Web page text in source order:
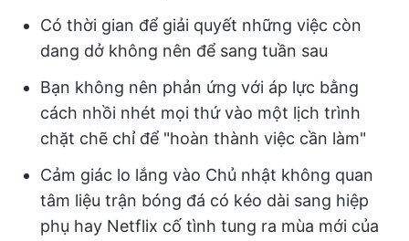
Có thời gian để giải quyết những việc còn
dang dở không nên để sang tuần sau
Bạn không nên phản ứng với áp lực bằng
cách nhồi nhét mọi thứ vào một lịch trình
chặt chẽ chỉ để "hoàn thành việc cần làm"
Cảm giác lo lắng vào Chủ nhật không quan
tâm liệu trận bóng đá có kéo dài sang hiệp
phụ hay Netflix cố tình tung ra mùa mới của